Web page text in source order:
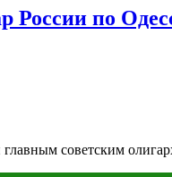
России по
советским